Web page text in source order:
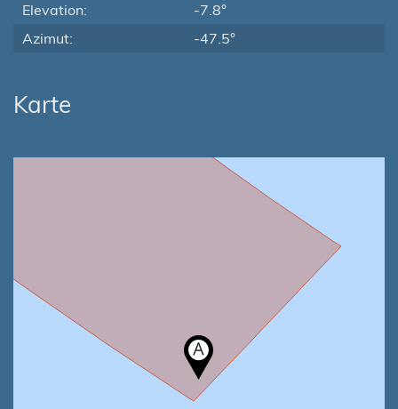
Elevation:
-7.8°
Azimut:
-47.5°
Karte